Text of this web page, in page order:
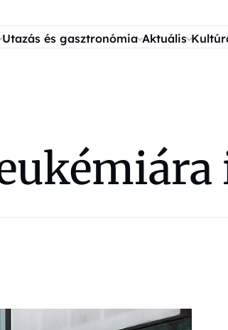
Utazás és gasztronómia Aktuális